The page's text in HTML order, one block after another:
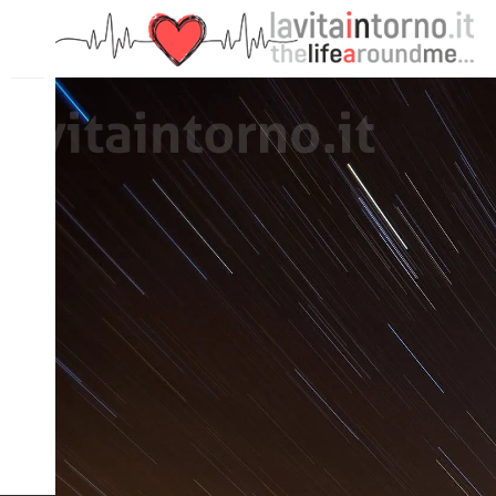
PRECEDENTE: LATE AND SOON @ VAL ROSEG